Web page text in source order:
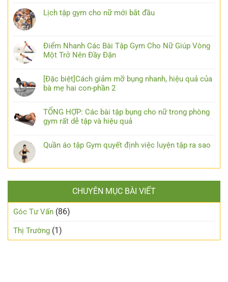
Lịch tập gym cho nữ mới bắt đầu
Điểm Nhanh Các Bài Tập Gym Cho Nữ Giúp Vòng
Một Trở Nên Đầy Đặn
[Đặc biệt]Cách giảm mỡ bụng nhanh, hiệu quả của
bà mẹ hai con-phần 2
TỔNG HỢP: Các bài tập bụng cho nữ trong phòng
gym rất dễ tập và hiệu quả
Quần áo tập Gym quyết định việc luyện tập ra sao
CHUYÊN MỤC BÀI VIẾT
Góc Tư Vấn (86)
Thị Trường (1)